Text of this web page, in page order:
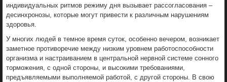
индивидуальных ритмов режиму дня вызывает рассогласования –
десинхронозы, которые могут привести к различным нарушениям
здоровья.
У многих людей в темное время суток, особенно вечером, возникает
заметное противоречие между низким уровнем работоспособности
организма и настраиванием в центральной нервной системе сонного
торможения, с одной стороны, и высокими требованиями,
предъявляемыми выполняемой работой, с другой стороны. В свою